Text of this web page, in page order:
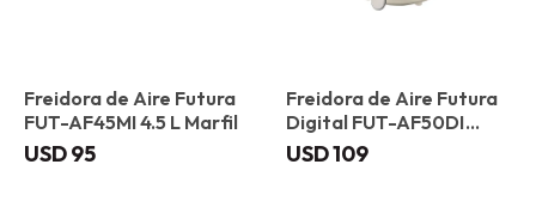
Freidora de Aire Futura
FUT-AF45MI 4.5 L Marfil
USD95
Freidora de Aire Futura
Digital FUT-AF50DI
Marfil
USD109